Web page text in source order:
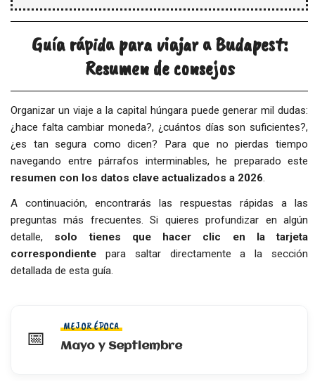
Guía rápida para viajar a Budapest:
Resumen de consejos
Organizar un viaje a la capital húngara puede generar mil dudas:
¿hace falta cambiar moneda?, ¿cuántos días son suficientes?,
¿es tan segura como dicen? Para que no pierdas tiempo
navegando entre párrafos interminables, he preparado este
resumen con los datos clave actualizados a 2026.
A continuación, encontrarás las respuestas rápidas a las
preguntas más frecuentes. Si quieres profundizar en algún
detalle, solo tienes que hacer clic en la tarjeta
correspondiente para saltar directamente a la sección
detallada de esta guía.
📅
MEJOR ÉPOCA
Mayo y Septiembre